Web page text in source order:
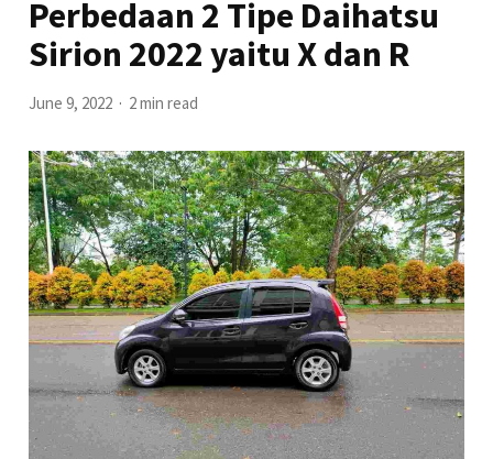
Perbedaan 2 Tipe Daihatsu
Sirion 2022 yaitu X dan R
June 9, 2022 2 min read